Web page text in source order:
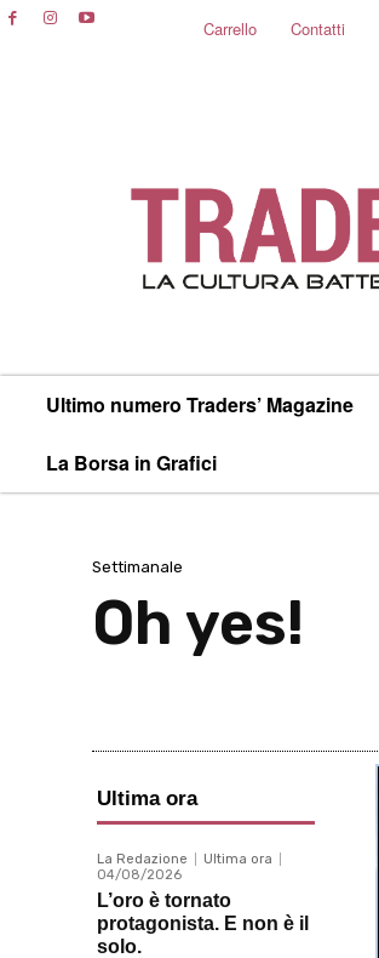
Carrello Contatti
Ultimo numero Traders’ Magazine
La Borsa in Grafici
Settimanale
Oh yes!
Ultima ora
La Redazione
Ultima ora
04/08/2026
L’oro è tornato
protagonista. E non è il
solo.